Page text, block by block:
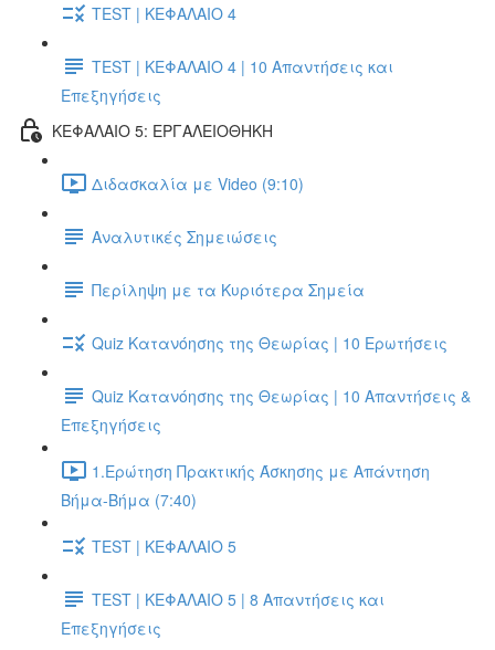
TEST | ΚΕΦΑΛΑΙΟ 4
TEST | ΚΕΦΑΛΑΙΟ 4 | 10 Απαντήσεις και
Επεξηγήσεις
ΚΕΦΑΛΑΙΟ 5: ΕΡΓΑΛΕΙΟΘΗΚΗ
Διδασκαλία με Video (9:10)
Αναλυτικές Σημειώσεις
Περίληψη με τα Κυριότερα Σημεία
Quiz Κατανόησης της Θεωρίας | 10 Ερωτήσεις
Quiz Κατανόησης της Θεωρίας | 10 Απαντήσεις &
Επεξηγήσεις
1.Ερώτηση Πρακτικής Άσκησης με Απάντηση
Βήμα-Βήμα (7:40)
TEST | ΚΕΦΑΛΑΙΟ 5
TEST | ΚΕΦΑΛΑΙΟ 5 | 8 Απαντήσεις και
Επεξηγήσεις